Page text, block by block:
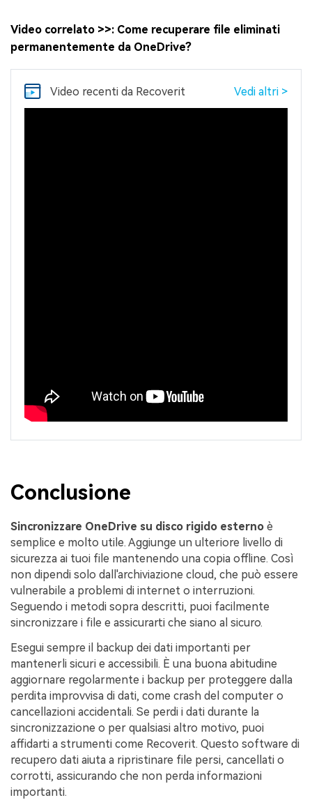
Video correlato >>: Come recuperare file eliminati
permanentemente da OneDrive?
Video recenti da Recoverit Vedi altri >
Conclusione
Sincronizzare OneDrive su disco rigido esterno è
semplice e molto utile. Aggiunge un ulteriore livello di
sicurezza ai tuoi file mantenendo una copia offline. Così
non dipendi solo dall'archiviazione cloud, che può essere
vulnerabile a problemi di internet o interruzioni.
Seguendo i metodi sopra descritti, puoi facilmente
sincronizzare i file e assicurarti che siano al sicuro.
Esegui sempre il backup dei dati importanti per
mantenerli sicuri e accessibili. È una buona abitudine
aggiornare regolarmente i backup per proteggere dalla
perdita improvvisa di dati, come crash del computer o
cancellazioni accidentali. Se perdi i dati durante la
sincronizzazione o per qualsiasi altro motivo, puoi
affidarti a strumenti come Recoverit. Questo software di
recupero dati aiuta a ripristinare file persi, cancellati o
corrotti, assicurando che non perda informazioni
importanti.